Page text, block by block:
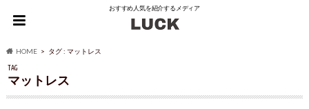
おすすめ人気を紹介するメディア
HOME タグ : マットレス
TAG
マットレス